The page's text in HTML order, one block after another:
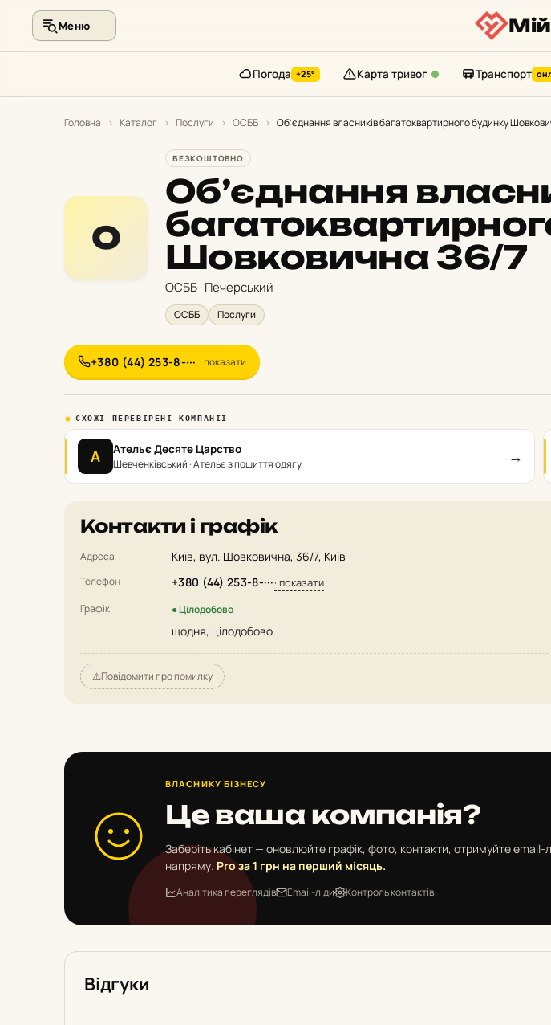
Меню
Погода +25° Карта тривог Транспорт
Головна › Каталог › Послуги › ОСББ › Об’єднання власників багатоквартирного будинку
О
БЕЗКОШТОВНО
Об’єднання
Шовковична 36/7
ОСББ · Печерський
ОСББ Послуги
+380 (44) 253-8-··· · показати
СХОЖІ ПЕРЕВІРЕНІ КОМПАНІЇ
А Ательє Десяте Царство
Шевченківський · Ательє з пошиття одягу →
Контакти і графік
Адреса Київ, вул. Шовковична, 36/7, Київ
Телефон +380 (44) 253-8-···· показати
Графік ● Цілодобово
щодня, цілодобово
⚠️Повідомити про помилку
ВЛАСНИКУ БІЗНЕСУ
Це ваша компанія?
Заберіть кабінет — оновлюйте графік, фото, контакти, отримуйте email-
напряму. Pro за 1 грн на перший місяць.
Аналітика переглядів Email-ліди Контроль контактів
Відгуки